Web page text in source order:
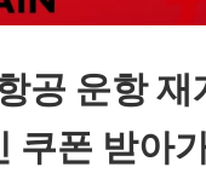
공 운항
쿠폰 받아